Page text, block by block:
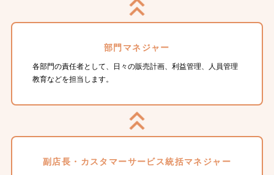
部門マネジャー
各部門の責任者として、日々の販売計画、利益管理、人員管理
教育などを担当します。
副店長・カスタマーサービス統括マネジャー